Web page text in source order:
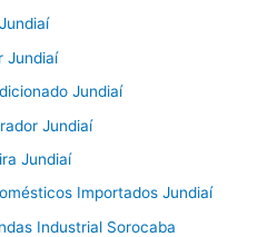
Jundiaí
Jundiaí
Jundiaí
Jundiaí
Importados Jundiaí
Industrial Sorocaba